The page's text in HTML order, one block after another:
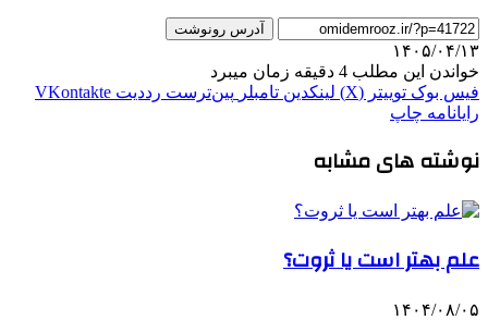
آدرس رونوشت
۱۴۰۵/۰۴/۱۳
خواندن این مطلب 4 دقیقه زمان میبرد
فیس بوک توییتر (X) لینکدین ‫تامبلر ‫پین‌ترست ‫رددیت ‫VKontakte
رایانامه چاپ
نوشته های مشابه
علم بهتر است یا ثروت؟
۱۴۰۴/۰۸/۰۵